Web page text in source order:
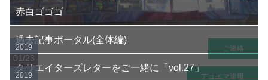
赤白ゴゴゴ
ご連絡
過去記事ポータル(全体編)
2019
01/23
デュエマ速報
クリエイターズレターをご一緒に「vol.27」
2019